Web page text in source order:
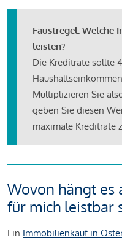
Faustregel: Welche
leisten?
Die Kreditrate sollte
Multiplizieren Sie
geben Sie diesen
maximale Kreditrate
Wovon hängt es
für mich leistbar
Ein Immobilienkauf in